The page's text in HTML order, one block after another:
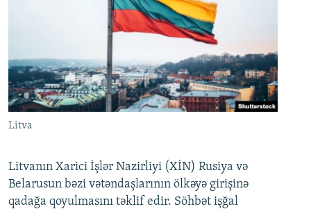
Litva
Litvanın Xarici İşlər Nazirliyi (XİN) Rusiya və
Belarusun bəzi vətəndaşlarının ölkəyə girişinə
qadağa qoyulmasını təklif edir. Söhbət işğal